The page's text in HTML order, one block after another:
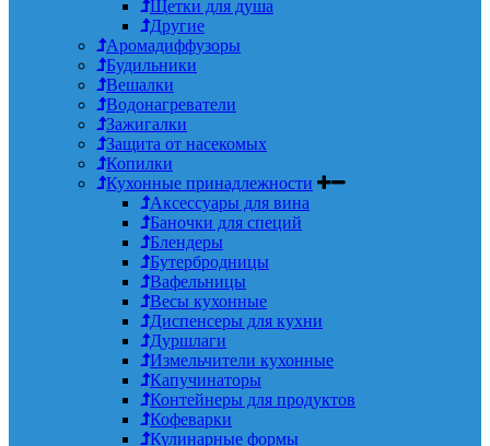
Щетки для душа
Другие
Аромадиффузоры
Будильники
Вешалки
Водонагреватели
Зажигалки
Защита от насекомых
Копилки
Кухонные принадлежности
Аксессуары для вина
Баночки для специй
Блендеры
Бутербродницы
Вафельницы
Весы кухонные
Диспенсеры для кухни
Дуршлаги
Измельчители кухонные
Капучинаторы
Контейнеры для продуктов
Кофеварки
Кулинарные формы